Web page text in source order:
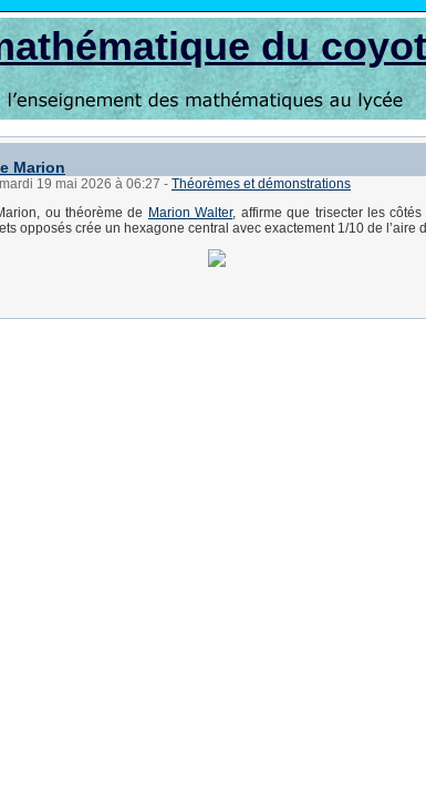
du
Marion
19 mai 2026 à 06:27 - Théorèmes et démonstrations
ou théorème de Marion Walter, affirme que trisecter les
opposés crée un hexagone central avec exactement 1/10 de l’aire